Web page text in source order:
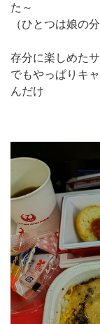
た～
（ひとつは娘の分
存分に楽しめた
でもやっぱりキ
んだけ